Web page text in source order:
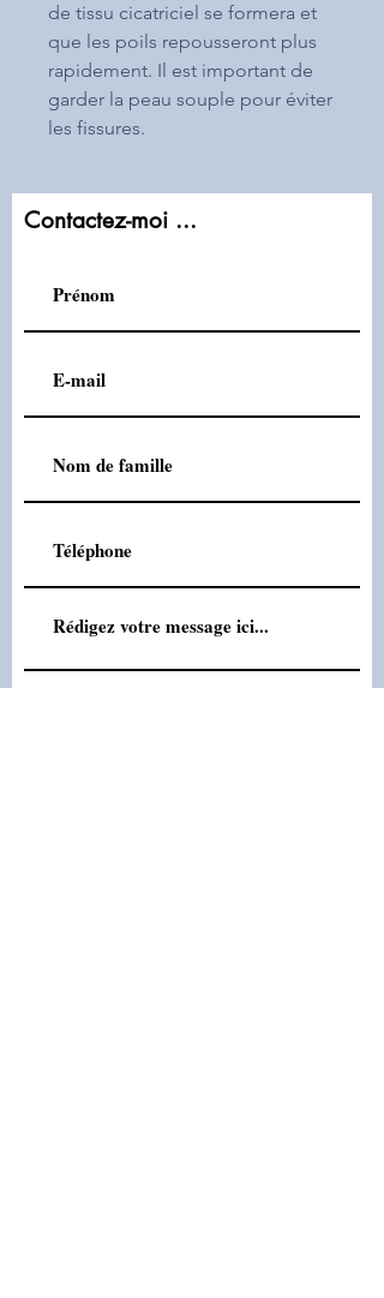
de tissu cicatriciel se formera et
que les poils repousseront plus
rapidement. Il est important de
garder la peau souple pour éviter
les fissures.
Contactez-moi ...